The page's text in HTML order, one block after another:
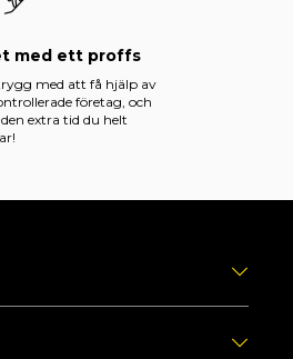
med ett proffs
med att få hjälp av
företag, och
extra tid du helt